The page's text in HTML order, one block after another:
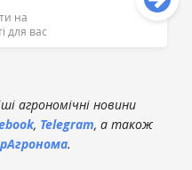
на
для вас
агрономічні новини
, Telegram, а також
.